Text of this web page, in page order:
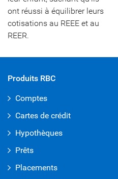
Produits RBC
Comptes
Cartes de crédit
Hypothèques
Prêts
Placements